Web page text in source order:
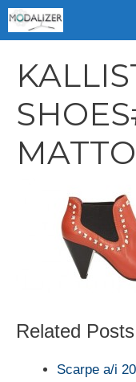
Vai
al
Related
Scarpe a/i